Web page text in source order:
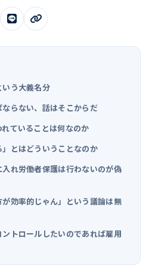
いう大義名分
らない、話はそこからだ
ていることは何なのか
」とはどういうことなのか
れ労働者保護は行わないのが偽
が効率的じゃん」という議論は無
トロールしたいのであれば雇用